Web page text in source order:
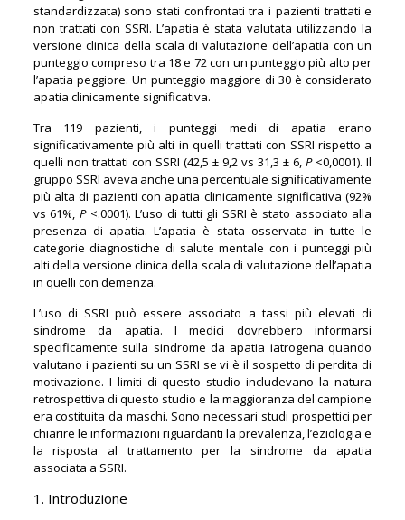
standardizzata) sono stati confrontati tra i pazienti trattati e
non trattati con SSRI. L’apatia è stata valutata utilizzando la
versione clinica della scala di valutazione dell’apatia con un
punteggio compreso tra 18 e 72 con un punteggio più alto per
l’apatia peggiore. Un punteggio maggiore di 30 è considerato
apatia clinicamente significativa.
Tra 119 pazienti, i punteggi medi di apatia erano
significativamente più alti in quelli trattati con SSRI rispetto a
quelli non trattati con SSRI (42,5 ± 9,2 vs 31,3 ± 6,P<0,0001). Il
gruppo SSRI aveva anche una percentuale significativamente
più alta di pazienti con apatia clinicamente significativa (92%
vs 61%,P<.0001). L’uso di tutti gli SSRI è stato associato alla
presenza di apatia. L’apatia è stata osservata in tutte le
categorie diagnostiche di salute mentale con i punteggi più
alti della versione clinica della scala di valutazione dell’apatia
in quelli con demenza.
L’uso di SSRI può essere associato a tassi più elevati di
sindrome da apatia. I medici dovrebbero informarsi
specificamente sulla sindrome da apatia iatrogena quando
valutano i pazienti su un SSRI se vi è il sospetto di perdita di
motivazione. I limiti di questo studio includevano la natura
retrospettiva di questo studio e la maggioranza del campione
era costituita da maschi. Sono necessari studi prospettici per
chiarire le informazioni riguardanti la prevalenza, l’eziologia e
la risposta al trattamento per la sindrome da apatia
associata a SSRI.
1. Introduzione